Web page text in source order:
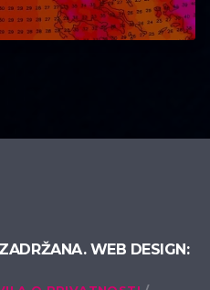
WEB DESIGN: